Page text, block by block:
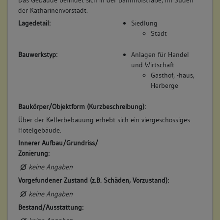
Diese Befunde sind eigentlich nur im Zusammenhang mit
Anbaus zu verstehen. (gk)
Im Zuge des Baugrubenaushubes wurde desweiteren ein
zugänglich.
der Katharinenvorstadt.
Lagedetail:
Siedlung
Stadt
Bauwerkstyp:
Anlagen für Handel
und Wirtschaft
Gasthof, -haus,
Herberge
Baukörper/Objektform (Kurzbeschreibung):
Über der Kellerbebauung erhebt sich ein viergeschossiges
Hotelgebäude.
Innerer Aufbau/Grundriss/
Zonierung:
keine Angaben
Vorgefundener Zustand (z.B. Schäden, Vorzustand):
keine Angaben
Bestand/Ausstattung: